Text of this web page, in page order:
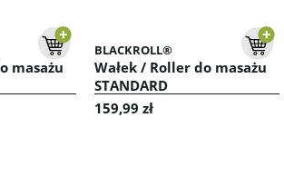
masażu
BLACKROLL®
Wałek / Roller do masażu
STANDARD
159,99 zł